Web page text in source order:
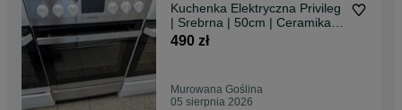
Kuchenka Elektryczna Privileg
| Srebrna | 50cm | Ceramika 4
pola | Termoobieg | Gwarancja
490 zł
Murowana Goślina
05 sierpnia 2026